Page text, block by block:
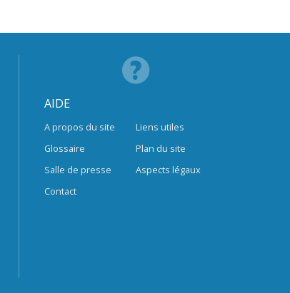
AIDE
A propos du site
Glossaire
Salle de presse
Contact
Liens utiles
Plan du site
Aspects légaux